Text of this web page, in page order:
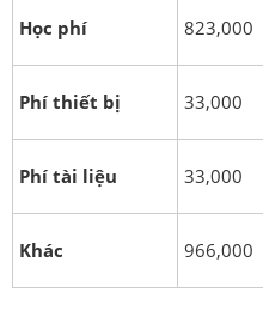
Học phí 823,000
Phí thiết bị 33,000
Phí tài liệu 33,000
Khác 966,000